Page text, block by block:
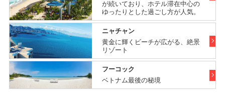
が続いており、ホテル滞在中心の
ゆったりとした過ごし方が人気。
ニャチャン
黄金に輝くビーチが広がる、絶景
リゾート
フーコック
ベトナム最後の秘境